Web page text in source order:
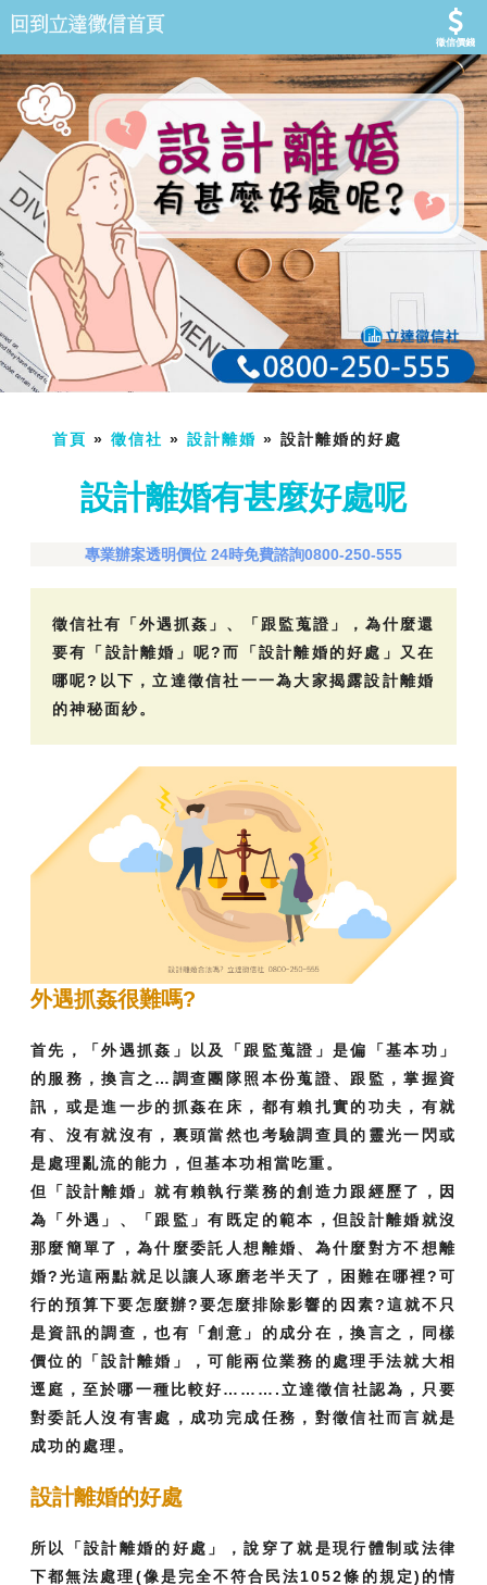
徵信價錢
首頁 » 徵信社 » 設計離婚 » 設計離婚的好處
設計離婚有甚麼好處呢
專業辦案透明價位 24時免費諮詢0800-250-555
徵信社有「外遇抓姦」、「跟監蒐證」，為什麼還
要有「設計離婚」呢?而「設計離婚的好處」又在
哪呢?以下，立達徵信社一一為大家揭露設計離婚
的神秘面紗。
外遇抓姦很難嗎?
首先，「外遇抓姦」以及「跟監蒐證」是偏「基本功」
的服務，換言之…調查團隊照本份蒐證、跟監，掌握資
訊，或是進一步的抓姦在床，都有賴扎實的功夫，有就
有、沒有就沒有，裏頭當然也考驗調查員的靈光一閃或
是處理亂流的能力，但基本功相當吃重。
但「設計離婚」就有賴執行業務的創造力跟經歷了，因
為「外遇」、「跟監」有既定的範本，但設計離婚就沒
那麼簡單了，為什麼委託人想離婚、為什麼對方不想離
婚?光這兩點就足以讓人琢磨老半天了，困難在哪裡?可
行的預算下要怎麼辦?要怎麼排除影響的因素?這就不只
是資訊的調查，也有「創意」的成分在，換言之，同樣
價位的「設計離婚」，可能兩位業務的處理手法就大相
逕庭，至於哪一種比較好……….立達徵信社認為，只要
對委託人沒有害處，成功完成任務，對徵信社而言就是
成功的處理。
設計離婚的好處
所以「設計離婚的好處」，說穿了就是現行體制或法律
下都無法處理(像是完全不符合民法1052條的規定)的情